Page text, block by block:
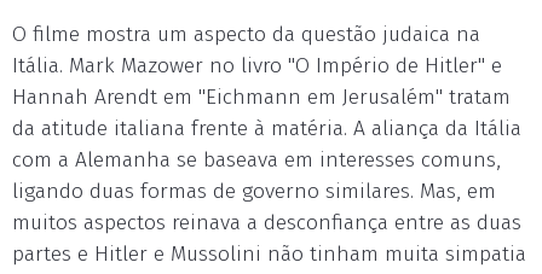
O filme mostra um aspecto da questão judaica na
Itália. Mark Mazower no livro "O Império de Hitler" e
Hannah Arendt em "Eichmann em Jerusalém" tratam
da atitude italiana frente à matéria. A aliança da Itália
com a Alemanha se baseava em interesses comuns,
ligando duas formas de governo similares. Mas, em
muitos aspectos reinava a desconfiança entre as duas
partes e Hitler e Mussolini não tinham muita simpatia